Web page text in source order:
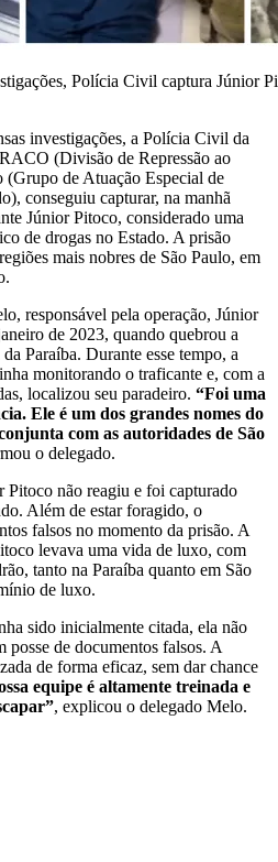
Polícia Civil captura Júnior
investigações, a Polícia Civil da
(Divisão de Repressão ao
de Atuação Especial de
conseguiu capturar, na manhã
Júnior Pitoco, considerado uma
de drogas no Estado. A prisão
mais nobres de São Paulo, em
responsável pela operação, Júnior
de 2023, quando quebrou a
Paraíba. Durante esse tempo, a
monitorando o traficante e, com a
localizou seu paradeiro. “Foi uma
Ele é um dos grandes nomes do
com as autoridades de São
o delegado.
Pitoco não reagiu e foi capturado
Além de estar foragido, o
falsos no momento da prisão. A
levava uma vida de luxo, com
tanto na Paraíba quanto em São
de luxo.
sido inicialmente citada, ela não
posse de documentos falsos. A
de forma eficaz, sem dar chance
equipe é altamente treinada e
, explicou o delegado Melo.